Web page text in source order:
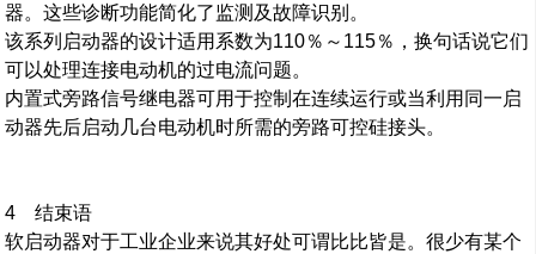
器。这些诊断功能简化了监测及故障识别。
该系列启动器的设计适用系数为110％～115％，换句话说它们
可以处理连接电动机的过电流问题。
内置式旁路信号继电器可用于控制在连续运行或当利用同一启
动器先后启动几台电动机时所需的旁路可控硅接头。
4 结束语
软启动器对于工业企业来说其好处可谓比比皆是。很少有某个